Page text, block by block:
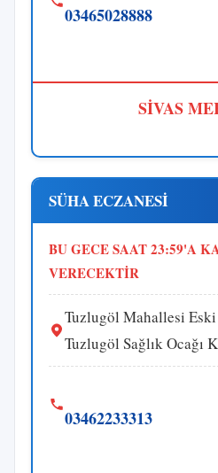
03465028888
SİVAS
SÜHA ECZANESİ
BU GECE SAAT 23:59'A
VERECEKTİR
Tuzlugöl Mahallesi Eski
Tuzlugöl Sağlık Ocağı
03462233313